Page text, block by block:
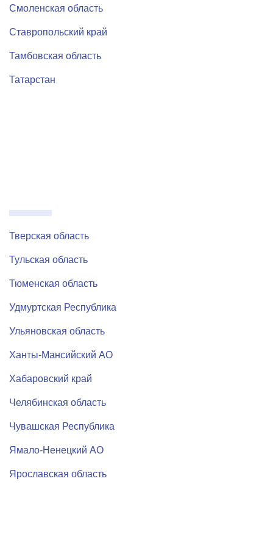
Смоленская область
Ставропольский край
Тамбовская область
Татарстан
Тверская область
Тульская область
Тюменская область
Удмуртская Республика
Ульяновская область
Ханты-Мансийский АО
Хабаровский край
Челябинская область
Чувашская Республика
Ямало-Ненецкий АО
Ярославская область